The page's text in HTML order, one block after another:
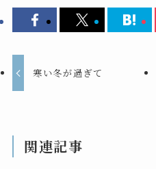
寒い冬が過ぎて
関連記事